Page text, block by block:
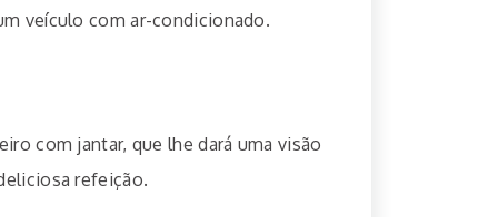
veículo com ar-condicionado.
com jantar, que lhe dará uma visão
refeição.